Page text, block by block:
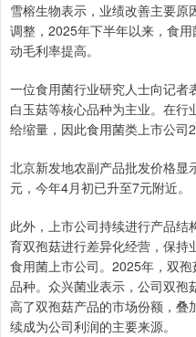
雪榕生物表示，业绩改善主要原
调整，2025年下半年以来，食
动毛利率提高。
一位食用菌行业研究人士向记者
白玉菇等核心品种为主业。在
给缩量，因此食用菌类上市公司
北京新发地农副产品批发价格显
元，今年4月初已升至7元附近。
此外，上市公司持续进行产品
育双孢菇进行差异化经营，保持
食用菌上市公司。2025年，双
品种。众兴菌业表示，公司双孢
高了双孢菇产品的市场份额，叠
续成为公司利润的主要来源。